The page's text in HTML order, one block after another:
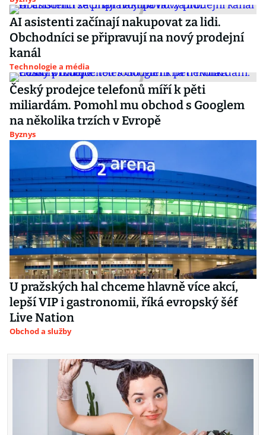
AI asistenti začínají nakupovat za lidi.
Obchodníci se připravují na nový prodejní
kanál
Technologie a média
Český prodejce telefonů míří k pěti
miliardám. Pomohl mu obchod s Googlem
na několika trzích v Evropě
Byznys
U pražských hal chceme hlavně více akcí,
lepší VIP i gastronomii, říká evropský šéf
Live Nation
Obchod a služby